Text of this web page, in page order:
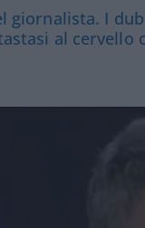
giornalista. I
al cervello